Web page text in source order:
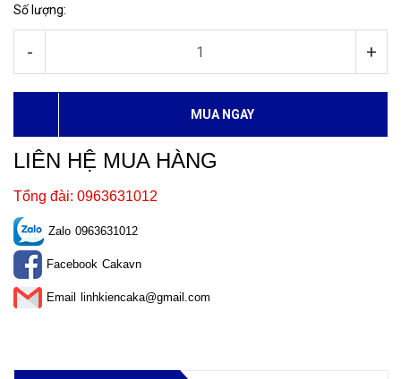
Số lượng:
- +
MUA NGAY
LIÊN HỆ MUA HÀNG
Tổng đài: 0963631012
Zalo 0963631012
Facebook Cakavn
Email linhkiencaka@gmail.com